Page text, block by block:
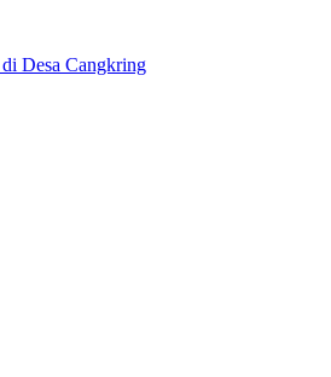
Desa Cangkring